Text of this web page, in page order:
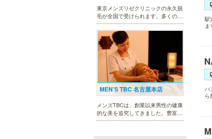
東京メンズリゼクリニックの永久脱
毛が全国で受けられます。多くの男
性患者様にご支持頂き、新宿1院か
ら始まったメンズリゼクリニック
が、現在では提携院含め全国10院を
展開するクリニックになりました。
MEN’S TBC 名古屋本店
メンズTBCは、創業以来男性の健康
的な美を追究してきました。豊富な
脱毛メニューを始め、フェイシャル
駅
ハ